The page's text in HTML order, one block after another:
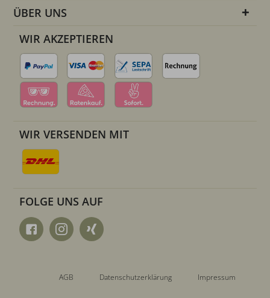
ÜBER UNS
WIR AKZEPTIEREN
WIR VERSENDEN MIT
FOLGE UNS AUF
AGB Datenschutzerklärung Impressum